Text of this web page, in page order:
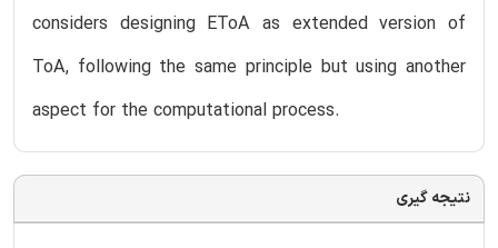
considers designing EToA as extended version of
ToA, following the same principle but using another
aspect for the computational process.
نتیجه گیری